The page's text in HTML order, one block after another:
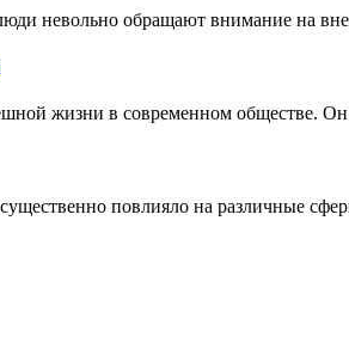
невольно обращают внимание на
жизни в современном обществе. Он
повлияло на различные